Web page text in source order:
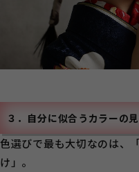
３．自分に似合うカラーの
色選びで最も大切なのは、
け」。